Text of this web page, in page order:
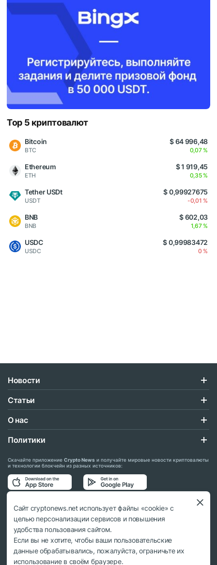
Top 5 криптовалют
Bitcoin
BTC
$ 64 996,48
0,07 %
Ethereum
ETH
$ 1 919,45
0,35 %
Tether USDt
USDT
$ 0,99927675
-0,01 %
BNB
BNB
$ 602,03
1,67 %
USDC
USDC
$ 0,99983472
0 %
Новости
Статьи
О нас
Политики
Скачайте приложение Crypto News и получайте мировые новости криптовалюты
и технологии блокчейн из разных источников:
Подписывайтесь на нас в социальных сетях:
© 2018 - 2026 Crypto News. При использовании материалов ссылка на
cryptonews.net обязательна.
Сайт cryptonews.net использует файлы «cookie» с
целью персонализации сервисов и повышения
удобства пользования сайтом.
Если вы не хотите, чтобы ваши пользовательские
данные обрабатывались, пожалуйста, ограничьте их
использование в своём браузере.